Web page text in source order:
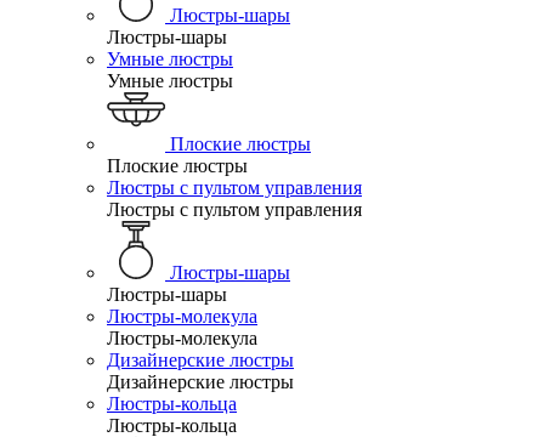
Люстры-шары
Люстры-шары
Умные люстры
Умные люстры
Плоские люстры
Плоские люстры
Люстры с пультом управления
Люстры с пультом управления
Люстры-шары
Люстры-шары
Люстры-молекула
Люстры-молекула
Дизайнерские люстры
Дизайнерские люстры
Люстры-кольца
Люстры-кольца